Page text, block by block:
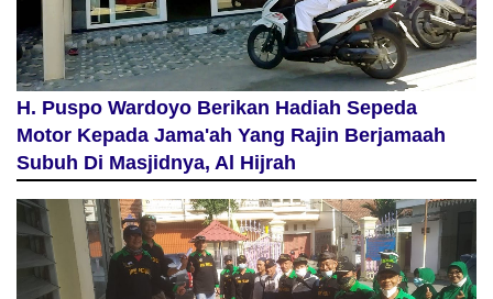
H. Puspo Wardoyo Berikan Hadiah Sepeda
Motor Kepada Jama'ah Yang Rajin Berjamaah
Subuh Di Masjidnya, Al Hijrah